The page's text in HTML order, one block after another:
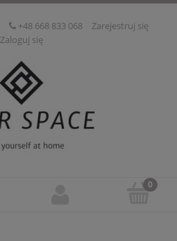
+48 668 833 068
Zarejestruj się
Zaloguj się